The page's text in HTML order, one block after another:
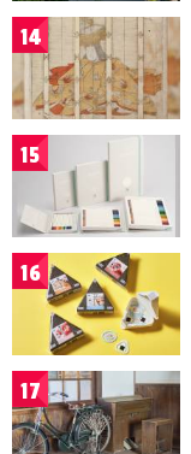
14
15
16
17